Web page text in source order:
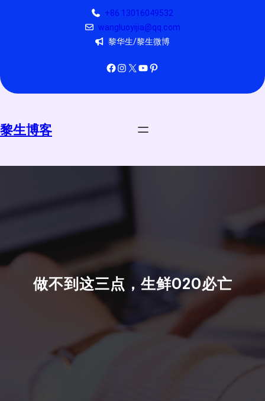
+86 13016049532
wangluoyijia@qq.com
黎华生/黎生微博
Facebook Instagram X YouTube Pinterest
黎生博客
做不到这三点，生鲜O2O必亡